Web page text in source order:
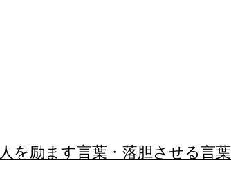
​​人を励ます言葉・落胆させる言葉